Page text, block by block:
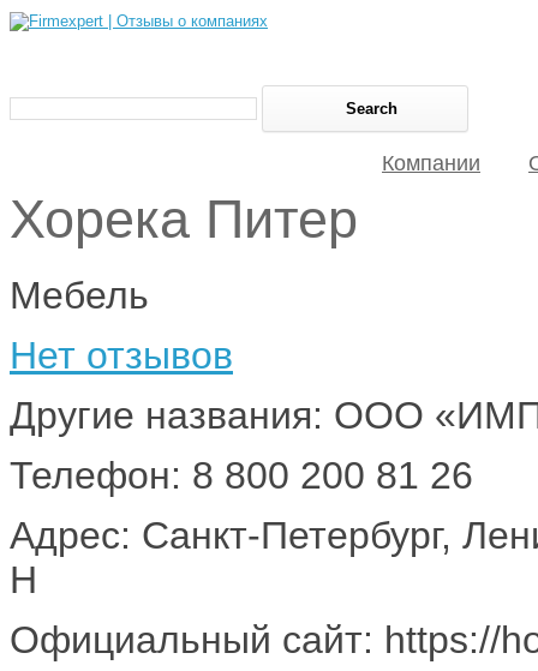
Компании
Хорека Питер
Мебель
Нет отзывов
Другие названия: ООО
Телефон: 8 800 200 81 26
Адрес: Санкт-Петербург,
Н
Официальный сайт: https://